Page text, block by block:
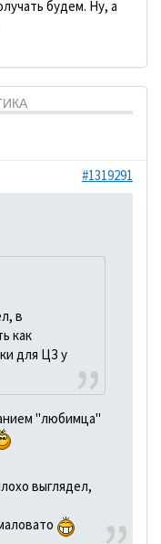
будем. Ну, а
#1319291
в
как
для ЦЗ у
"любимца"
выглядел,